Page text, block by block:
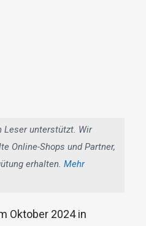
Leser unterstützt. Wir
Online-Shops und Partner,
erhalten. Mehr
Oktober 2024 in